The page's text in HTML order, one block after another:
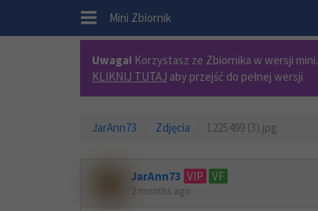
. Mini Zbiornik
Uwaga! Korzystasz ze Zbiornika w wersji mini.
KLIKNIJ TUTAJ aby przejść do pełnej wersji.
JarAnn73 Zdjęcia 1225499 (3).jpg
JarAnn73 VIP VF
2 months ago